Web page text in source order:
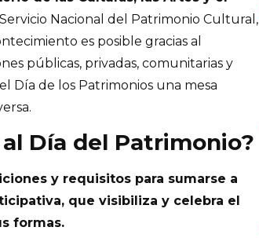
Nacional del Patrimonio Cultural,
es posible gracias al
públicas, privadas, comunitarias y
Día de los Patrimonios una mesa
Día del Patrimonio?
y requisitos para sumarse a
que visibiliza y celebra el
formas.